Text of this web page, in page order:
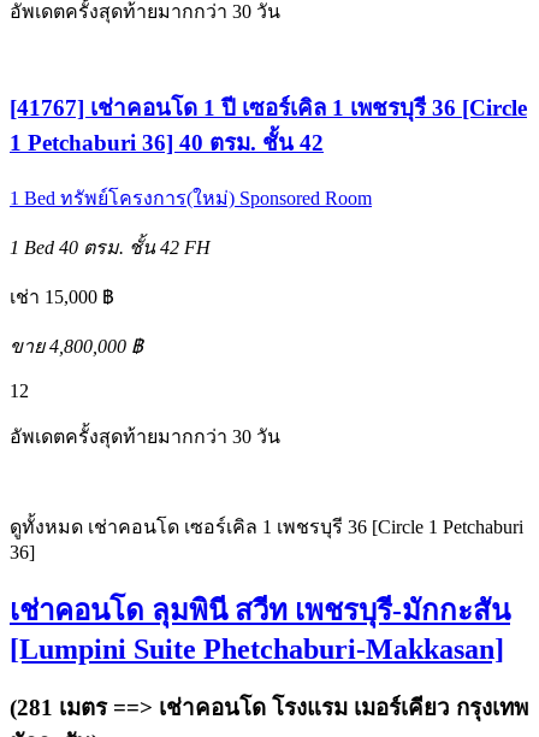
อัพเดตครั้งสุดท้ายมากกว่า 30 วัน
[41767] เช่าคอนโด 1 ปี เซอร์เคิล 1 เพชรบุรี 36 [Circle
1 Petchaburi 36] 40 ตรม. ชั้น 42
1 Bed ทรัพย์โครงการ(ใหม่) Sponsored Room
1 Bed 40 ตรม. ชั้น 42 FH
เช่า 15,000 ฿
ขาย 4,800,000 ฿
12
อัพเดตครั้งสุดท้ายมากกว่า 30 วัน
ดูทั้งหมด เช่าคอนโด เซอร์เคิล 1 เพชรบุรี 36 [Circle 1 Petchaburi
36]
เช่าคอนโด ลุมพินี สวีท เพชรบุรี-มักกะสัน
[Lumpini Suite Phetchaburi-Makkasan]
(281 เมตร ==> เช่าคอนโด โรงแรม เมอร์เคียว กรุงเทพ